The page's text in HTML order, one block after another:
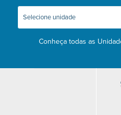
Conheça todas as